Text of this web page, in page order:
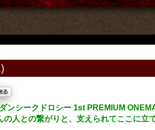
ンシークドロシー 1st PREMIUM
人との繋がりと、支えられてここに立